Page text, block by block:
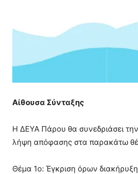
Αίθουσα Σύνταξης
Η ΔΕΥΑ Πάρου θα συνεδριάσει την
λήψη απόφασης στα παρακάτω
Θέμα 1ο: Έγκριση όρων